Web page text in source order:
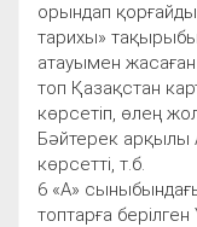
орындап
тарихы»
атауымен жасаған
топ Қазақстан
көрсетіп, өлең
Бәйтерек арқылы
көрсетті, т.б.
6 «А»
топтарға